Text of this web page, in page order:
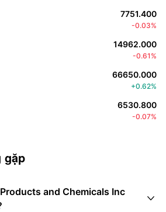
7751.400
-0.03%
14962.000
-0.61%
66650.000
+0.62%
6530.800
-0.07%
gặp
and Chemicals Inc
